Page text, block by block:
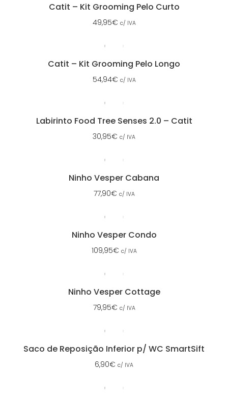
Catit – Kit Grooming Pelo Curto
49,95€ c/ IVA
Catit – Kit Grooming Pelo Longo
54,94€ c/ IVA
Labirinto Food Tree Senses 2.0 – Catit
30,95€ c/ IVA
Ninho Vesper Cabana
77,90€ c/ IVA
Ninho Vesper Condo
109,95€ c/ IVA
Ninho Vesper Cottage
79,95€ c/ IVA
Saco de Reposição Inferior p/ WC SmartSift
6,90€ c/ IVA